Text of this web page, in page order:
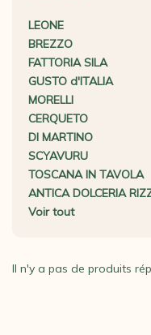
LEONE
BREZZO
FATTORIA SILA
GUSTO d'ITALIA
MORELLI
CERQUETO
DI MARTINO
SCYAVURU
TOSCANA IN TAVOLA
ANTICA DOLCERIA
Voir tout
Il n'y a pas de produits